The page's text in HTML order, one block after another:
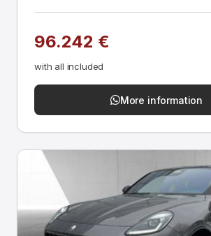
96.242 €
with all included
More information